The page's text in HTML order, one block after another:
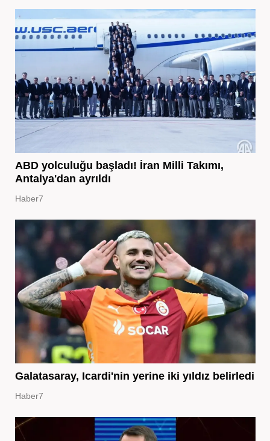
ABD yolculuğu başladı! İran Milli Takımı,
Antalya'dan ayrıldı
Haber7
Galatasaray, Icardi'nin yerine iki yıldız belirledi
Haber7